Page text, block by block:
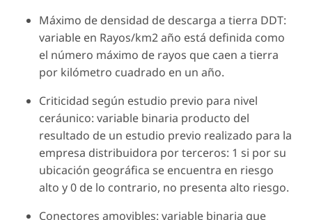
Máximo de densidad de descarga a tierra DDT:
variable en Rayos/km2 año está definida como
el número máximo de rayos que caen a tierra
por kilómetro cuadrado en un año.
Criticidad según estudio previo para nivel
ceráunico: variable binaria producto del
resultado de un estudio previo realizado para la
empresa distribuidora por terceros: 1 si por su
ubicación geográfica se encuentra en riesgo
alto y 0 de lo contrario, no presenta alto riesgo.
Conectores amovibles: variable binaria que